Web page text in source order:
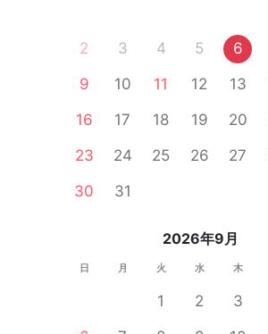
2
3 4 5 6
9
10 11 12 13
16
17 18 19 20
23
24 25 26 27
30
31
2026年9月
日 月 火 水 木
1 2 3